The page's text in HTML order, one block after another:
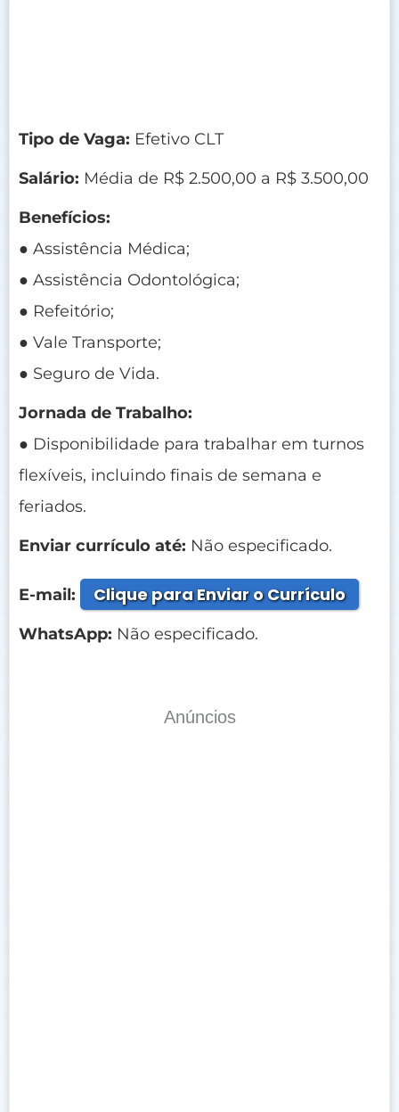
Tipo de Vaga: Efetivo CLT
Salário: Média de R$ 2.500,00 a R$ 3.500,00
Benefícios:
● Assistência Médica;
● Assistência Odontológica;
● Refeitório;
● Vale Transporte;
● Seguro de Vida.
Jornada de Trabalho:
● Disponibilidade para trabalhar em turnos
flexíveis, incluindo finais de semana e
feriados.
Enviar currículo até: Não especificado.
E-mail: Clique para Enviar o Currículo
WhatsApp: Não especificado.
Anúncios